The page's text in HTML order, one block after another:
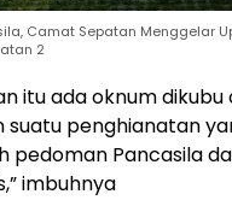
Camat Sepatan Menggelar
2
itu ada oknum dikubu
suatu penghianatan
pedoman Pancasila
imbuhnya